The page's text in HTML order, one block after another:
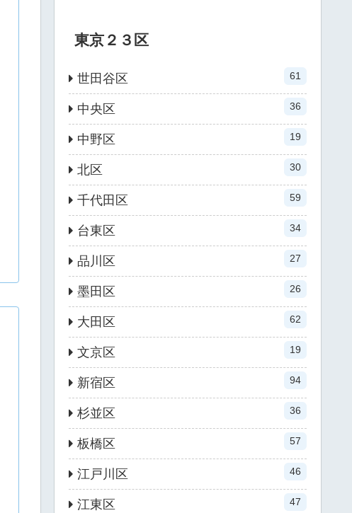
東京２３区
世田谷区 61
中央区 36
中野区 19
北区 30
千代田区 59
台東区 34
品川区 27
墨田区 26
大田区 62
文京区 19
新宿区 94
杉並区 36
板橋区 57
江戸川区 46
江東区 47